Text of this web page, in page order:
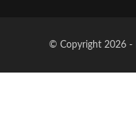
© Copyright 2026 -